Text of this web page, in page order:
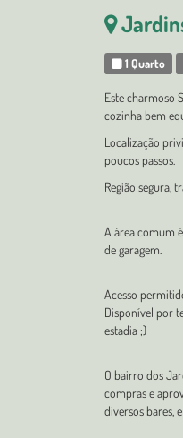
1 Quarto
Este charmoso
cozinha bem
Localização
poucos passos.
Região segura,
A área comum
de garagem.
Acesso
Disponível por
estadia ;)
O bairro dos
compras e
diversos bares,